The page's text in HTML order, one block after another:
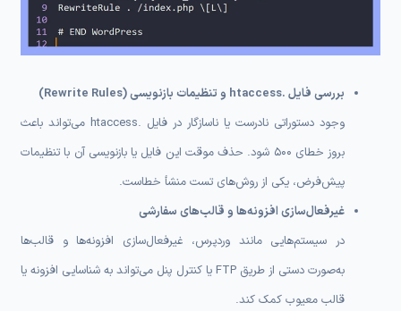
بررسی فایل .htaccess و تنظیمات بازنویسی (Rewrite Rules)
وجود دستوراتی نادرست یا ناسازگار در فایل .htaccess می‌تواند باعث
بروز خطای 500 شود. حذف موقت این فایل یا بازنویسی آن با تنظیمات
پیش‌فرض، یکی از روش‌های تست منشأ خطاست.
غیرفعال‌سازی افزونه‌ها و قالب‌های سفارشی
در سیستم‌هایی مانند وردپرس، غیرفعال‌سازی افزونه‌ها و قالب‌ها
به‌صورت دستی از طریق FTP یا کنترل پنل می‌تواند به شناسایی افزونه یا
قالب معیوب کمک کند.